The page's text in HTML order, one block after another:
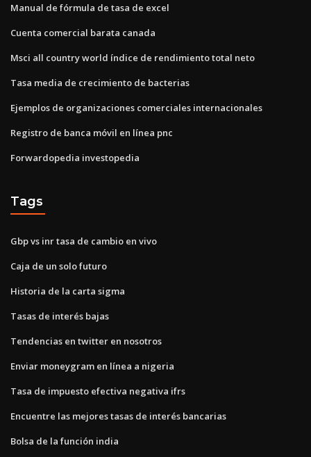
Manual de fórmula de tasa de excel
Cuenta comercial barata canada
Msci all country world índice de rendimiento total neto
Tasa media de crecimiento de bacterias
Ejemplos de organizaciones comerciales internacionales
Registro de banca móvil en línea pnc
Forwardopedia investopedia
Tags
Gbp vs inr tasa de cambio en vivo
Caja de un solo futuro
Historia de la carta sigma
Tasas de interés bajas
Tendencias en twitter en nosotros
Enviar moneygram en línea a nigeria
Tasa de impuesto efectiva negativa ifrs
Encuentre las mejores tasas de interés bancarias
Bolsa de la función india